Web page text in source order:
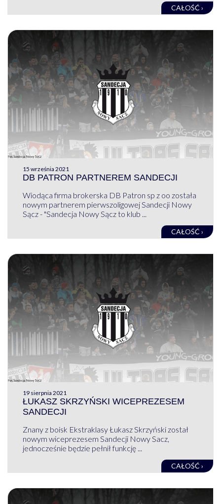
CAŁOŚĆ ›
15 września 2021
DB PATRON PARTNEREM SANDECJI
Wiodąca firma brokerska DB Patron sp z oo została
nowym partnerem pierwszoligowej Sandecji Nowy
Sącz - "Sandecja Nowy Sącz to klub ...
CAŁOŚĆ ›
19 sierpnia 2021
ŁUKASZ SKRZYŃSKI WICEPREZESEM
SANDECJI
Znany z boisk Ekstraklasy Łukasz Skrzyński został
nowym wiceprezesem Sandecji Nowy Sacz,
jednocześnie będzie pełnił funkcję ...
CAŁOŚĆ ›